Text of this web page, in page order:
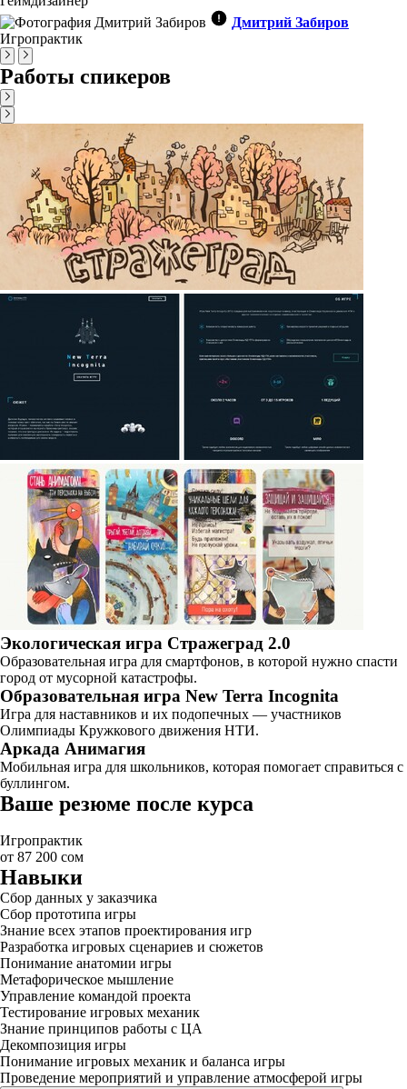
Дмитрий Забиров
Игропрактик
Работы спикеров
Экологическая игра Стражеград 2.0
Образовательная игра для смартфонов, в которой нужно спасти
город от мусорной катастрофы.
Образовательная игра New Terra Incognita
Игра для наставников и их подопечных — участников
Олимпиады Кружкового движения НТИ.
Аркада Анимагия
Мобильная игра для школьников, которая помогает справиться с
буллингом.
Ваше резюме после курса
Игропрактик
от 87 200 сом
Навыки
Сбор данных у заказчика
Сбор прототипа игры
Знание всех этапов проектирования игр
Разработка игровых сценариев и сюжетов
Понимание анатомии игры
Метафорическое мышление
Управление командой проекта
Тестирование игровых механик
Знание принципов работы с ЦА
Декомпозиция игры
Понимание игровых механик и баланса игры
Проведение мероприятий и управление атмосферой игры